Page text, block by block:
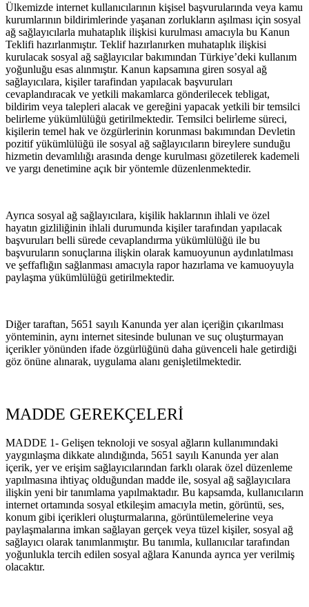
Ülkemizde internet kullanıcılarının kişisel başvurularında veya kamu
kurumlarının bildirimlerinde yaşanan zorlukların aşılması için sosyal
ağ sağlayıcılarla muhataplık ilişkisi kurulması amacıyla bu Kanun
Teklifi hazırlanmıştır. Teklif hazırlanırken muhataplık ilişkisi
kurulacak sosyal ağ sağlayıcılar bakımından Türkiye’deki kullanım
yoğunluğu esas alınmıştır. Kanun kapsamına giren sosyal ağ
sağlayıcılara, kişiler tarafindan yapılacak başvuruları
cevaplandıracak ve yetkili makamlarca gönderilecek tebligat,
bildirim veya talepleri alacak ve gereğini yapacak yetkili bir temsilci
belirleme yükümlülüğü getirilmektedir. Temsilci belirleme süreci,
kişilerin temel hak ve özgürlerinin korunması bakımından Devletin
pozitif yükümlülüğü ile sosyal ağ sağlayıcıların bireylere sunduğu
hizmetin devamlılığı arasında denge kurulması gözetilerek kademeli
ve yargı denetimine açık bir yöntemle düzenlenmektedir.
Ayrıca sosyal ağ sağlayıcılara, kişilik haklarının ihlali ve özel
hayatın gizliliğinin ihlali durumunda kişiler tarafından yapılacak
başvuruları belli sürede cevaplandırma yükümlülüğü ile bu
başvuruların sonuçlarına ilişkin olarak kamuoyunun aydınlatılması
ve şeffaflığın sağlanması amacıyla rapor hazırlama ve kamuoyuyla
paylaşma yükümlülüğü getirilmektedir.
Diğer taraftan, 5651 sayılı Kanunda yer alan içeriğin çıkarılması
yönteminin, aynı internet sitesinde bulunan ve suç oluşturmayan
içerikler yönünden ifade özgürlüğünü daha güvenceli hale getirdiği
göz önüne alınarak, uygulama alanı genişletilmektedir.
MADDE GEREKÇELERİ
MADDE 1- Gelişen teknoloji ve sosyal ağların kullanımındaki
yaygınlaşma dikkate alındığında, 5651 sayılı Kanunda yer alan
içerik, yer ve erişim sağlayıcılarından farklı olarak özel düzenleme
yapılmasına ihtiyaç olduğundan madde ile, sosyal ağ sağlayıcılara
ilişkin yeni bir tanımlama yapılmaktadır. Bu kapsamda, kullanıcıların
internet ortamında sosyal etkileşim amacıyla metin, görüntü, ses,
konum gibi içerikleri oluşturmalarına, görüntülemelerine veya
paylaşmalarına imkan sağlayan gerçek veya tüzel kişiler, sosyal ağ
sağlayıcı olarak tanımlanmıştır. Bu tanımla, kullanıcılar tarafından
yoğunlukla tercih edilen sosyal ağlara Kanunda ayrıca yer verilmiş
olacaktır.